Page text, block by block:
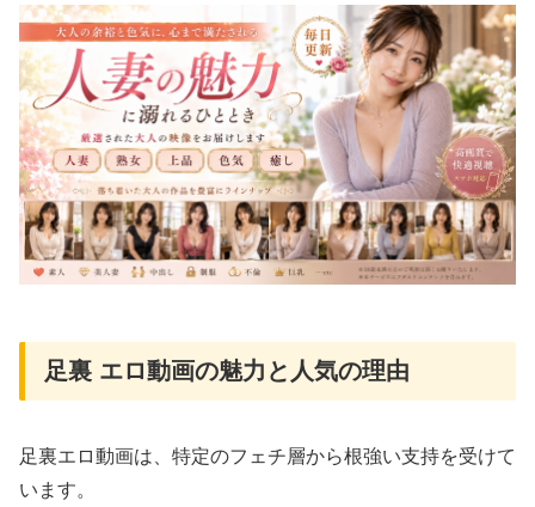
足裏 エロ動画の魅力と人気の理由
足裏エロ動画は、特定のフェチ層から根強い支持を受けて
います。